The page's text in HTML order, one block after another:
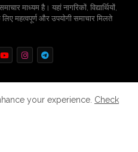
माध्यम है। यहां नागरिकों, विद्यार्थियों,
लिए महत्वपूर्ण और उपयोगी समाचार मिलते
us
Privacy Policy
your experience. Check